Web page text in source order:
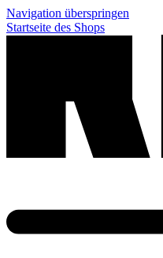
Navigation überspringen
Startseite des Shops